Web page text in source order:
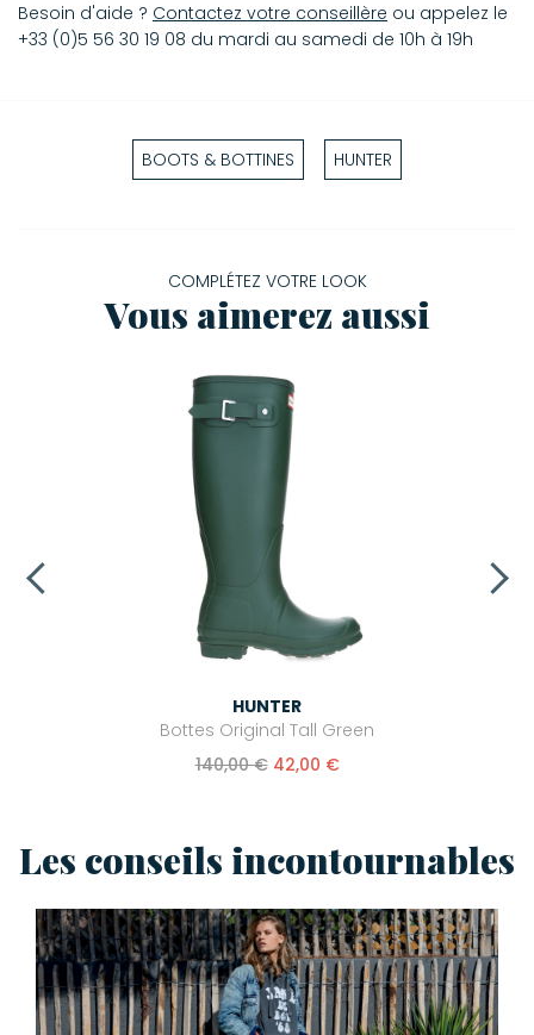
Besoin d'aide ? Contactez votre conseillère ou appelez le
+33 (0)5 56 30 19 08 du mardi au samedi de 10h à 19h
BOOTS & BOTTINES HUNTER
COMPLÉTEZ VOTRE LOOK
Vous aimerez aussi
HUNTER
Bottes Original Tall Green
140,00 € 42,00 €
Les conseils incontournables